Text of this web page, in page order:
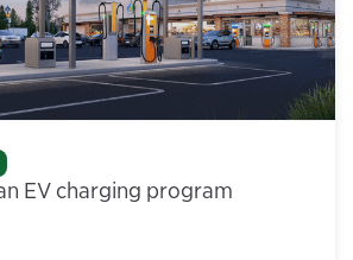
EV charging program